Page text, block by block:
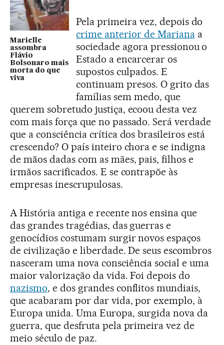
Marielle
assombra
Flávio
Bolsonaro mais
morta do que
viva
Pela primeira vez, depois do
crime anterior de Marianaa
sociedade agora pressionou o
Estado a encarcerar os
supostos culpados. E
continuam presos. O grito das
famílias sem medo, que
querem sobretudo justiça, ecoou desta vez
com mais força que no passado. Será verdade
que a consciência crítica dos brasileiros está
crescendo? O país inteiro chora e se indigna
de mãos dadas com as mães, pais, filhos e
irmãos sacrificados. E se contrapõe às
empresas inescrupulosas.
A História antiga e recente nos ensina que
das grandes tragédias, das guerras e
genocídios costumam surgir novos espaços
de civilização e liberdade. De seus escombros
nasceram uma nova consciência social e uma
maior valorização da vida. Foi depois do
nazismo, e dos grandes conflitos mundiais,
que acabaram por dar vida, por exemplo, à
Europa unida. Uma Europa, surgida nova da
guerra, que desfruta pela primeira vez de
meio século de paz.